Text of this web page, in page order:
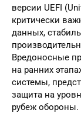
версии UEFI
критически
данных,
Вредоносные
на ранних
системы,
защита на
рубеж обороны.